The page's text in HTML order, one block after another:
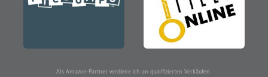
Als Amazon-Partner verdiene ich an qualifizierten Verkäufen.